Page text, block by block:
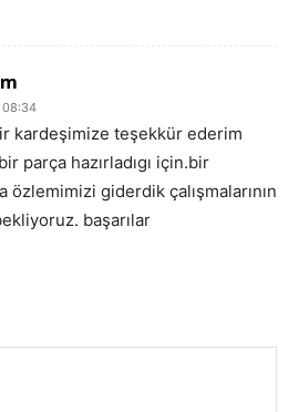
08:34
kardeşimize teşekkür ederim
parça hazırladıgı için.bir
özlemimizi giderdik çalışmalarının
başarılar